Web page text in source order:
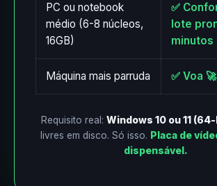
PC ou notebook
médio (6-8 núcleos,
16GB)
✅
lote
minutos
Máquina mais parruda ✅ Voa 🚀
Requisito real: Windows 10 ou 11
livres em disco. Só isso. Placa de
dispensável.